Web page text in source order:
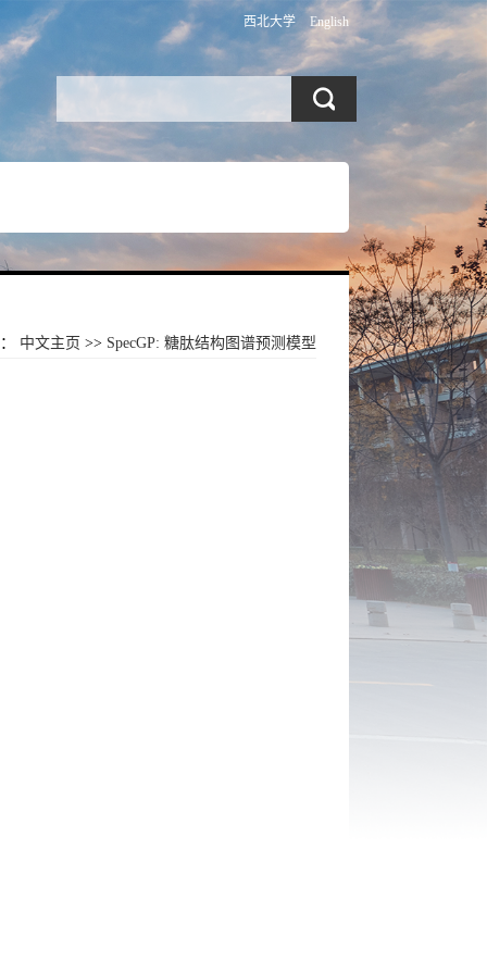
西北大学 English
中文主页 >> SpecGP: 糖肽结构图谱预测模型